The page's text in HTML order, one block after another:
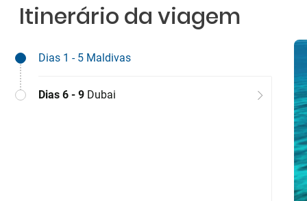
Itinerário da viagem
Dias 1 - 5 Maldivas
Dias 6 - 9 Dubai